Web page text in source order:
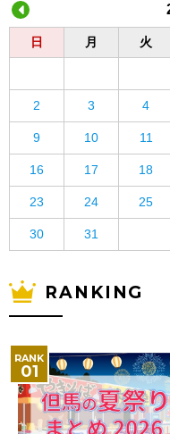
日 月 火
2 3 4
9 10 11
16 17 18
23 24 25
30 31
RANKING